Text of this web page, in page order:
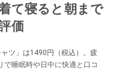
て寝ると朝まで
価
ツ」は1490円（税込）。疲
で睡眠時や日中に快適と口コ